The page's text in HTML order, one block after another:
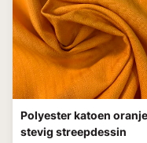
Polyester katoen oranje
stevig streepdessin